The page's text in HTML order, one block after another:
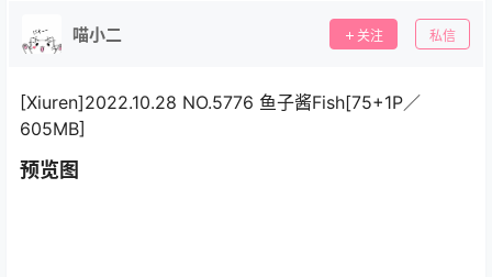
喵小二 关注 私信
[Xiuren]2022.10.28 NO.5776 鱼子酱Fish[75+1P／
605MB]
预览图